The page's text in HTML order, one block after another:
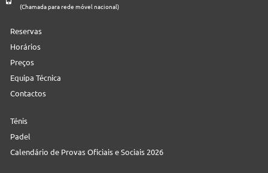
(Chamada para rede móvel nacional)
Reservas
Horários
Preços
Equipa Técnica
Contactos
Ténis
Padel
Calendário de Provas Oficiais e Sociais 2026